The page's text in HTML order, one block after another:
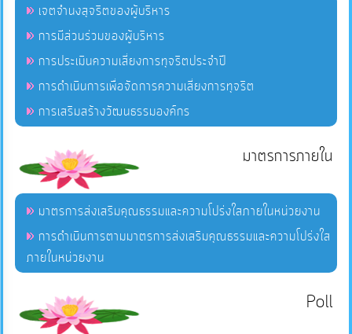
เจตจำนงสุจริตของผู้บริหาร
การมีส่วนร่วมของผู้บริหาร
การประเมินความเสี่ยงการทุจริตประจำปี
การดำเนินการเพื่อจัดการความเสี่ยงการทุจริต
การเสริมสร้างวัฒนธรรมองค์กร
มาตรการภายใน
มาตรการส่งเสริมคุณธรรมและความโปร่งใสภายในหน่วยงาน
การดำเนินการตามมาตรการส่งเสริมคุณธรรมและความโปร่งใส
ภายในหน่วยงาน
Poll